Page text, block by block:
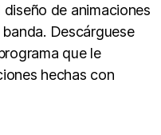
diseño de animaciones
Descárguese
que le
hechas con